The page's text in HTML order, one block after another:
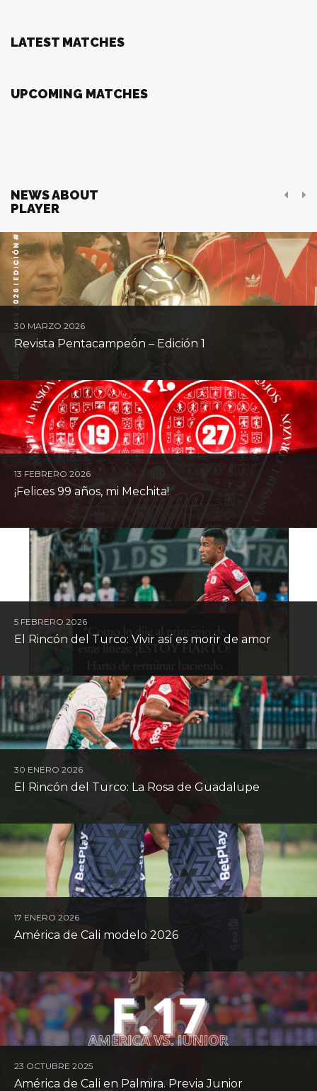
LATEST MATCHES
UPCOMING MATCHES
NEWS ABOUT
PLAYER
30 MARZO 2026
Revista Pentacampeón – Edición 1
13 FEBRERO 2026
¡Felices 99 años, mi Mechita!
5 FEBRERO 2026
El Rincón del Turco: Vivir así es morir de amor
30 ENERO 2026
El Rincón del Turco: La Rosa de Guadalupe
17 ENERO 2026
América de Cali modelo 2026
7 ENERO 2026
In Memoriam 2025
23 OCTUBRE 2025
América de Cali en Palmira. Previa Junior